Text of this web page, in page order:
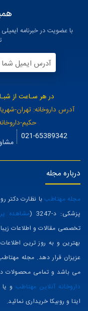
با عضویت در خبرنامه
آدرس ایمیل
در هر سـاعت از
آدرس داروخانه: تهران-
حکیم-
021-65389342
درباره مجله
مجله مهتاطببا نظارت دکتر
پزشکی: د-3247 (
مشاهده
تخصصی مقالات و اطلاعات
بهترین و به روز ترین
عزیزان قرار دهد. مجله
می باشد و تمامی محصولات
داروخانه آنلاین مهتاطب
ایتا و روبیکا خریداری نمائید.